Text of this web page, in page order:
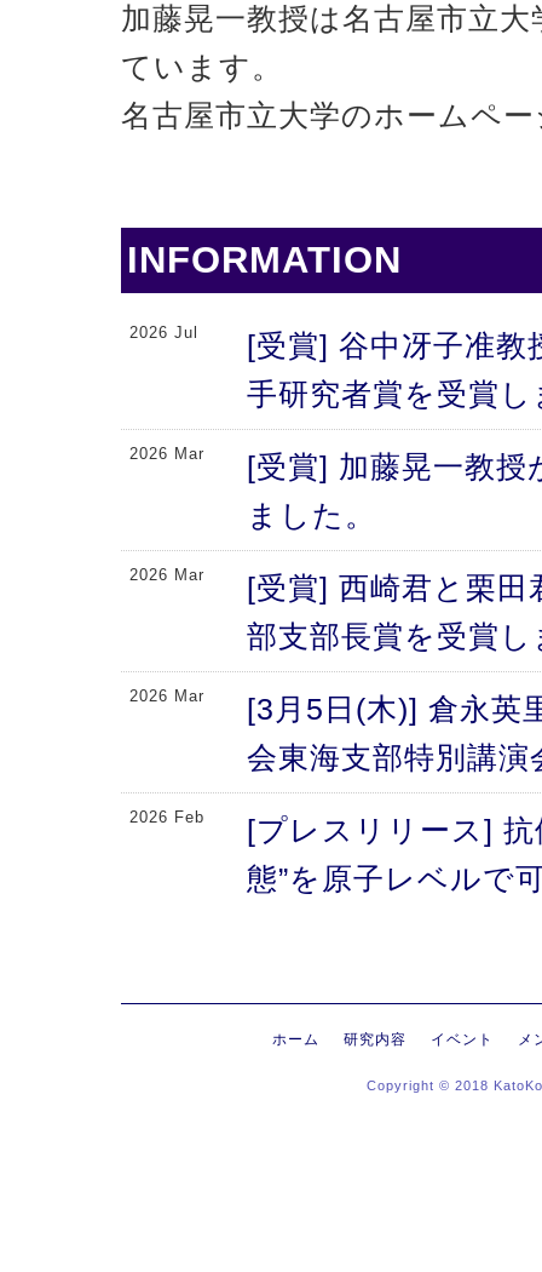
加藤晃一教授は名古屋市立
ています。
名古屋市立大学のホームペ
INFORMATION
2026 Jul
[受賞] 谷中冴子准教
手研究者賞を受賞
2026 Mar
[受賞] 加藤晃一教授
ました。
2026 Mar
[受賞] 西崎君と栗田
部支部長賞を受賞
2026 Mar
[3月5日(木)] 倉永英
会東海支部特別講
2026 Feb
[プレスリリース]
態”を原子レベルで
[プレスリリース]
にする抗体のFc領
る高次構造評価の
ホーム 研究内容 イベント メ
Copyright © 2018